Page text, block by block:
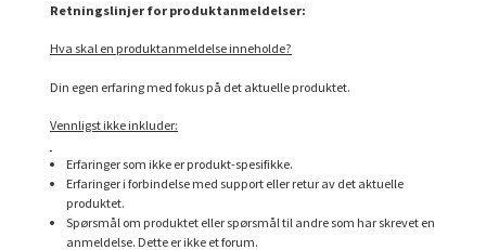
Retningslinjer for produktanmeldelser:
Hva skal en produktanmeldelse inneholde?
Din egen erfaring med fokus på det aktuelle produktet.
Vennligst ikke inkluder:
Erfaringer som ikke er produkt-spesifikke.
Erfaringer i forbindelse med support eller retur av det aktuelle
produktet.
Spørsmål om produktet eller spørsmål til andre som har skrevet en
anmeldelse. Dette er ikke et forum.